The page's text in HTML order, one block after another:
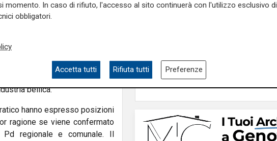
tra cui Arci, Acli, Cgil,
di boicottaggio contro il
a La Spezia.
Seafuture
a La Spezia, due giorni
la fiera ai suoi intenti
bellica.
hanno espresso posizioni
ragione se viene confermato
regionale e comunale. Il
L'analisi
momento. In caso di rifiuto, l'accesso al sito continuerà con l'utilizzo esclusivo di
obbligatori.
Accetta tutti Rifiuta tutti Preferenze